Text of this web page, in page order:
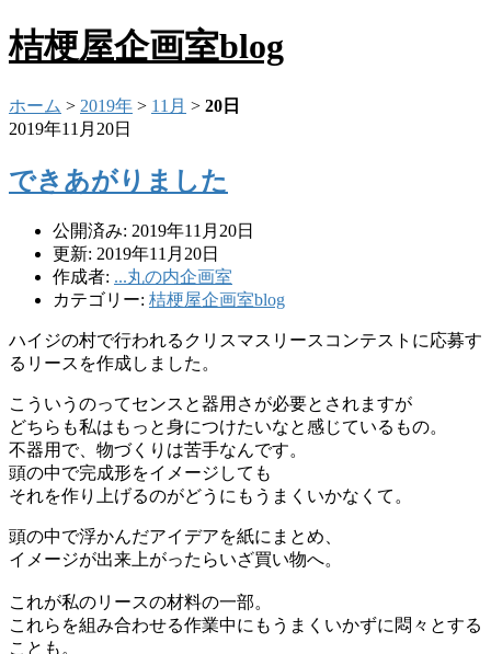
桔梗屋企画室blog
ホーム > 2019年 > 11月 > 20日
2019年11月20日
できあがりました
公開済み: 2019年11月20日
更新: 2019年11月20日
作成者: ...丸の内企画室
カテゴリー: 桔梗屋企画室blog
ハイジの村で行われるクリスマスリースコンテストに応募す
るリースを作成しました。
こういうのってセンスと器用さが必要とされますが
どちらも私はもっと身につけたいなと感じているもの。
不器用で、物づくりは苦手なんです。
頭の中で完成形をイメージしても
それを作り上げるのがどうにもうまくいかなくて。
頭の中で浮かんだアイデアを紙にまとめ、
イメージが出来上がったらいざ買い物へ。
これが私のリースの材料の一部。
これらを組み合わせる作業中にもうまくいかずに悶々とする
ことも。